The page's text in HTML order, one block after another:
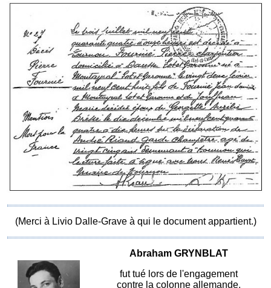
(Merci à Livio Dalle-Grave à qui le document appartient.)
Abraham GRYNBLAT
fut tué lors de l'engagement
contre la colonne allemande.